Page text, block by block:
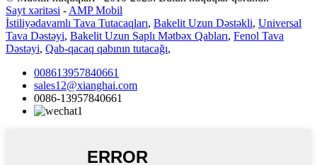
Sayt xəritəsi - AMP Mobil
İstiliyədavamlı Tava Tutacaqları, Bakelit Uzun Dəstəkli, Universal
Tava Dəstəyi, Bakelit Uzun Saplı Mətbəx Qabları, Fenol Tava
Dəstəyi, Qab-qacaq qabının tutacağı,
008613957840661
sales12@xianghai.com
0086-13957840661